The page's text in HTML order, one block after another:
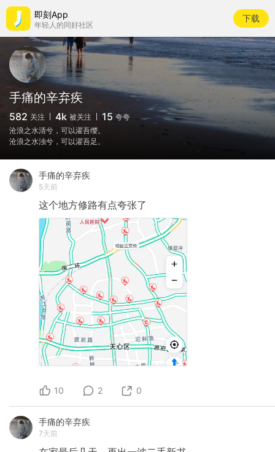
即刻App
年轻人的同好社区
下载
手痛的辛弃疾
582 关注 4k 被关注 15 夸夸
沧浪之水清兮，可以濯吾缨。
沧浪之水浊兮，可以濯吾足。
手痛的辛弃疾
5天前
这个地方修路有点夸张了
10 2 0
手痛的辛弃疾
7天前